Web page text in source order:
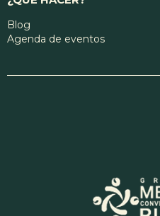
Blog
Agenda de eventos